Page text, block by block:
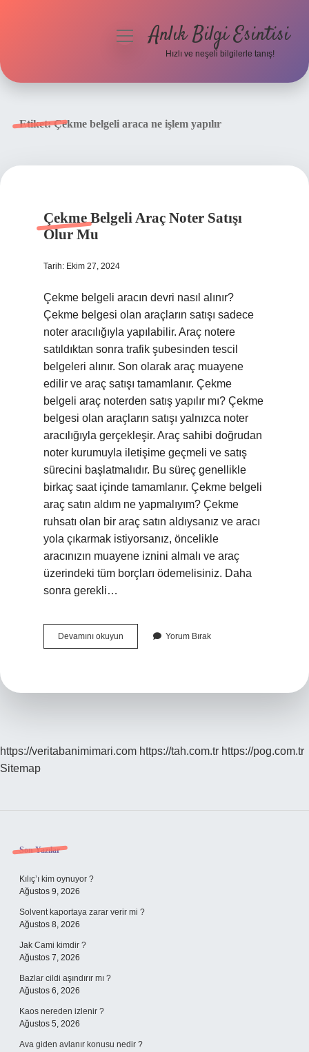
menüyüAnlık Bilgi Esintisi
Hızlı ve neşeli bilgilerle tanış!
Etiket:Çekme belgeli araca ne işlem yapılır
Çekme Belgeli Araç Noter Satışı
Olur Mu
Tarih: Ekim 27, 2024
Çekme belgeli aracın devri nasıl alınır?
Çekme belgesi olan araçların satışı sadece
noter aracılığıyla yapılabilir. Araç notere
satıldıktan sonra trafik şubesinden tescil
belgeleri alınır. Son olarak araç muayene
edilir ve araç satışı tamamlanır. Çekme
belgeli araç noterden satış yapılır mı? Çekme
belgesi olan araçların satışı yalnızca noter
aracılığıyla gerçekleşir. Araç sahibi doğrudan
noter kurumuyla iletişime geçmeli ve satış
sürecini başlatmalıdır. Bu süreç genellikle
birkaç saat içinde tamamlanır. Çekme belgeli
araç satın aldım ne yapmalıyım? Çekme
ruhsatı olan bir araç satın aldıysanız ve aracı
yola çıkarmak istiyorsanız, öncelikle
aracınızın muayene iznini almalı ve araç
üzerindeki tüm borçları ödemelisiniz. Daha
sonra gerekli…
Devamını okuyun
Belgeli
Yorum Bırak
https://veritabanimimari.com https://tah.com.tr https://pog.com.tr
Sitemap
Sidebar
Son Yazılar
Kılıç’ı kim oynuyor ?
Ağustos 9, 2026
Solvent kaportaya zarar verir mi ?
Ağustos 8, 2026
Jak Cami kimdir ?
Ağustos 7, 2026
Bazlar cildi aşındırır mı ?
Ağustos 6, 2026
Kaos nereden izlenir ?
Ağustos 5, 2026
Ava giden avlanır konusu nedir ?